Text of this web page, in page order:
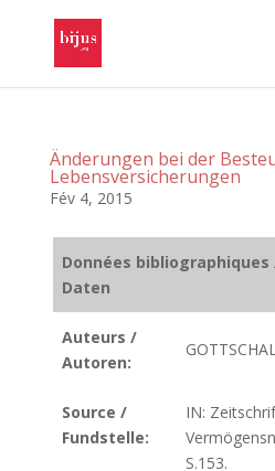
Änderungen bei der
Lebensversicherungen
Fév 4, 2015
Données
Daten
Auteurs /
Autoren:
Source /
Fundstelle:
IN:
S.153.